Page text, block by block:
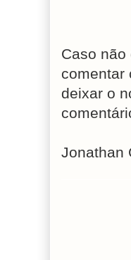
Caso
comentar
deixar o
Jonathan